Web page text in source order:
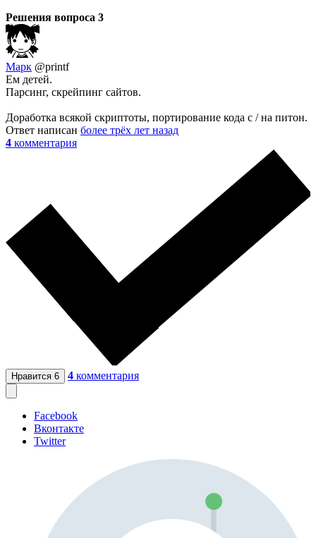
Решения вопроса 3
Марк @printf
Ем детей.
Парсинг, скрейпинг сайтов.
Доработка всякой скриптоты, портирование кода с / на питон.
Ответ написан более трёх лет назад
4 комментария
Нравится 6 4 комментария
Facebook
Вконтакте
Twitter